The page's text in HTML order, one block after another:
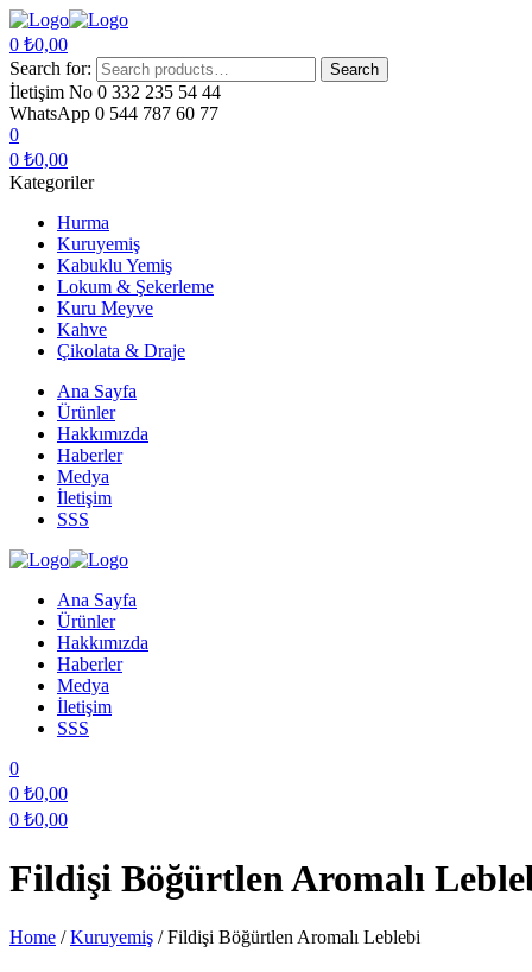
0 ₺0,00
Search for:
Search
İletişim No 0 332 235 54 44
WhatsApp 0 544 787 60 77
0
0 ₺0,00
Kategoriler
Hurma
Kuruyemiş
Kabuklu Yemiş
Lokum & Şekerleme
Kuru Meyve
Kahve
Çikolata & Draje
Ana Sayfa
Ürünler
Hakkımızda
Haberler
Medya
İletişim
SSS
Ana Sayfa
Ürünler
Hakkımızda
Haberler
Medya
İletişim
SSS
0
0 ₺0,00
0 ₺0,00
Fildişi Böğürtlen Aromalı
Home /Kuruyemiş /Fildişi Böğürtlen Aromalı Leblebi